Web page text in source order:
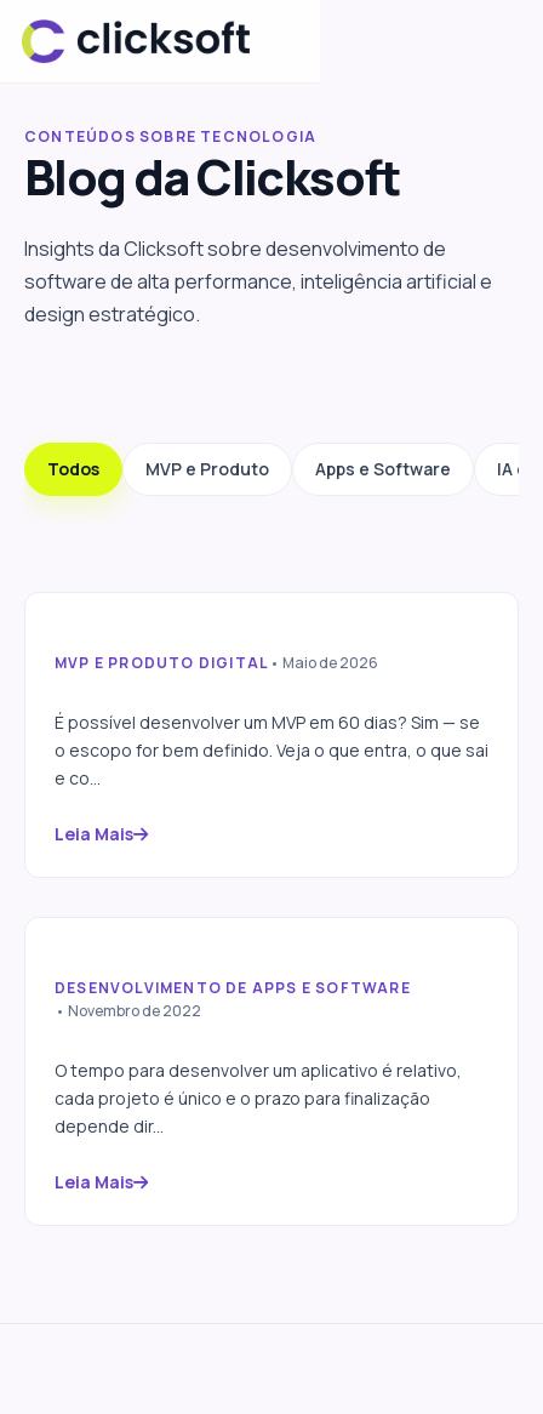
CONTEÚDOS SOBRE TECNOLOGIA
Blog daClicksoft
Insights da Clicksoft sobre desenvolvimento de
software de alta performance, inteligência artificial e
design estratégico.
Todos MVP e Produto Apps e Software IA e
MVP em 60 dias: o que é
escopo certo
MVP E PRODUTO DIGITAL • Maio de 2026
É possível desenvolver um MVP em 60 dias? Sim — se
o escopo for bem definido. Veja o que entra, o que sai
e co...
Leia Mais
Quanto tempo demora para
DESENVOLVIMENTO DE APPS E SOFTWARE
• Novembro de 2022
O tempo para desenvolver um aplicativo é relativo,
cada projeto é único e o prazo para finalização
depende dir...
Leia Mais